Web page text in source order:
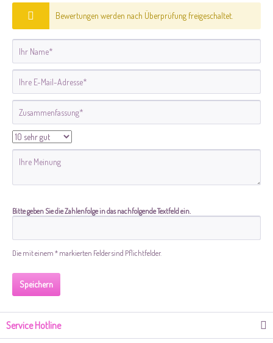
Bewertungen werden nach Überprüfung freigeschaltet.
Bitte geben Sie die Zahlenfolge in das nachfolgende Textfeld ein.
Die mit einem * markierten Felder sind Pflichtfelder.
Speichern
Service Hotline